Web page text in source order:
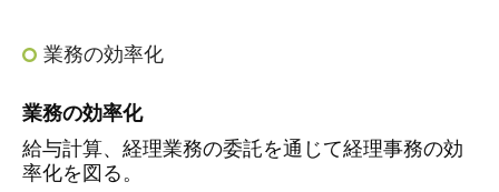
業務の効率化
業務の効率化
給与計算、経理業務の委託を通じて経理事務の効
率化を図る。